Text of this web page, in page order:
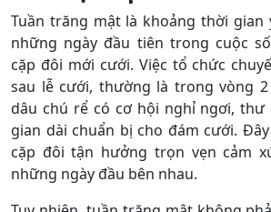
Tuần trăng mật là khoảng thời gian
những ngày đầu tiên trong cuộc
cặp đôi mới cưới. Việc tổ chức
sau lễ cưới, thường là trong vòng 2
dâu chú rể có cơ hội nghỉ ngơi, thư
gian dài chuẩn bị cho đám cưới.
cặp đôi tận hưởng trọn vẹn cảm
những ngày đầu bên nhau.